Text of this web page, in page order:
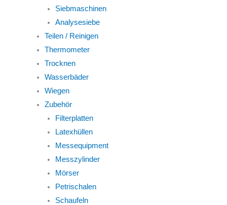
Siebmaschinen
Analysesiebe
Teilen / Reinigen
Thermometer
Trocknen
Wasserbäder
Wiegen
Zubehör
Filterplatten
Latexhüllen
Messequipment
Messzylinder
Mörser
Petrischalen
Schaufeln